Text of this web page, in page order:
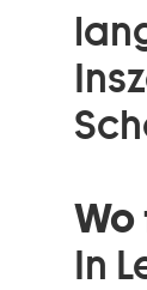
Wo
In